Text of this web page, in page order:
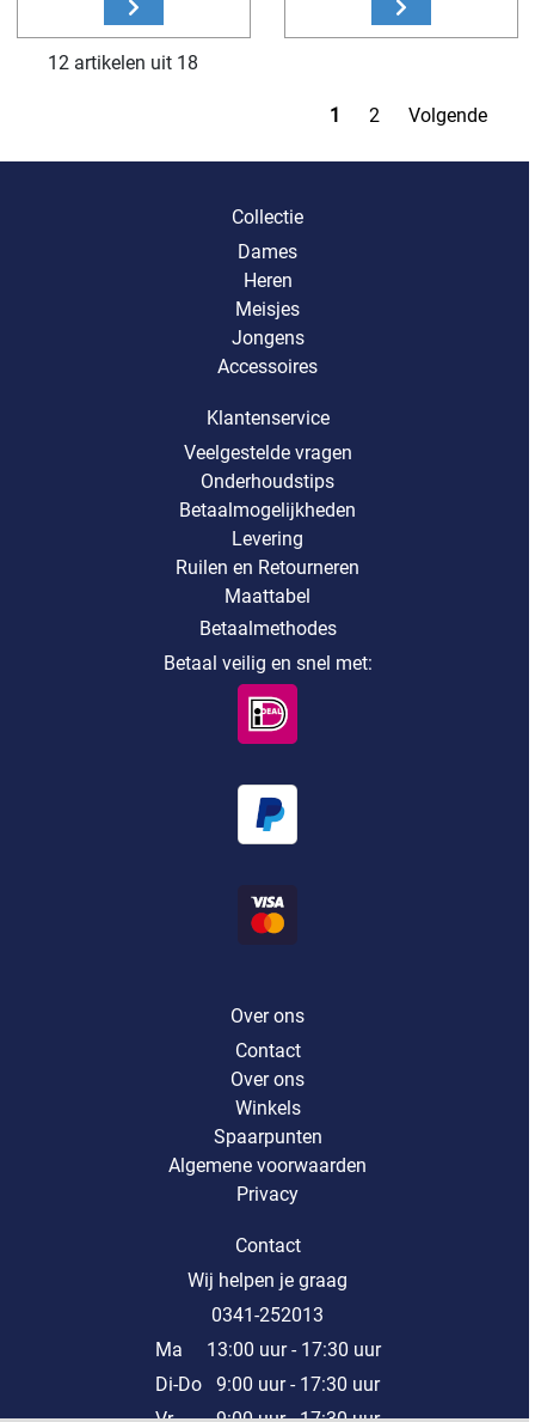
12 artikelen uit 18
1 2 Volgende
Collectie
Dames
Heren
Meisjes
Jongens
Accessoires
Klantenservice
Veelgestelde vragen
Onderhoudstips
Betaalmogelijkheden
Levering
Ruilen en Retourneren
Maattabel
Betaalmethodes
Betaal veilig en snel met:
Over ons
Contact
Over ons
Winkels
Spaarpunten
Algemene voorwaarden
Privacy
Contact
Wij helpen je graag
0341-252013
Ma 13:00 uur - 17:30 uur
Di-Do 9:00 uur - 17:30 uur